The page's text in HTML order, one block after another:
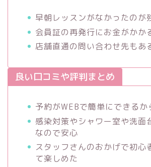
早朝レッスンがなかったのが
会員証の再発行にお金がかか
店舗直通の問い合わせ先もあ
良い口コミや評判まとめ
予約がWEBで簡単にできるか
感染対策やシャワー室や洗面
なので安心
スタッフさんのおかげで初心
て楽しめた